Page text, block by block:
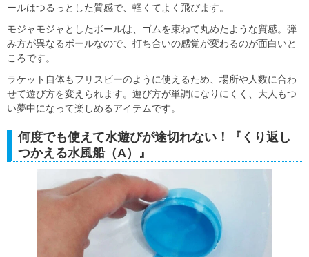
ールはつるっとした質感で、軽くてよく飛びます。
モジャモジャとしたボールは、ゴムを束ねて丸めたような質感。弾
み方が異なるボールなので、打ち合いの感覚が変わるのが面白いと
ころです。
ラケット自体もフリスビーのように使えるため、場所や人数に合わ
せて遊び方を変えられます。遊び方が単調になりにくく、大人もつ
い夢中になって楽しめるアイテムです。
何度でも使えて水遊びが途切れない！『くり返し
つかえる水風船（A）』